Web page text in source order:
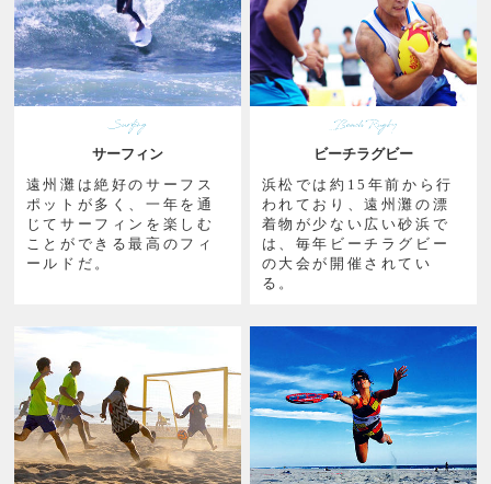
サーフィン
遠州灘は絶好のサーフス
ポットが多く、一年を通
じてサーフィンを楽しむ
ことができる最高のフィ
ールドだ。
ビーチラグビー
浜松では約15年前から行
われており、遠州灘の漂
着物が少ない広い砂浜で
は、毎年ビーチラグビー
の大会が開催されてい
る。